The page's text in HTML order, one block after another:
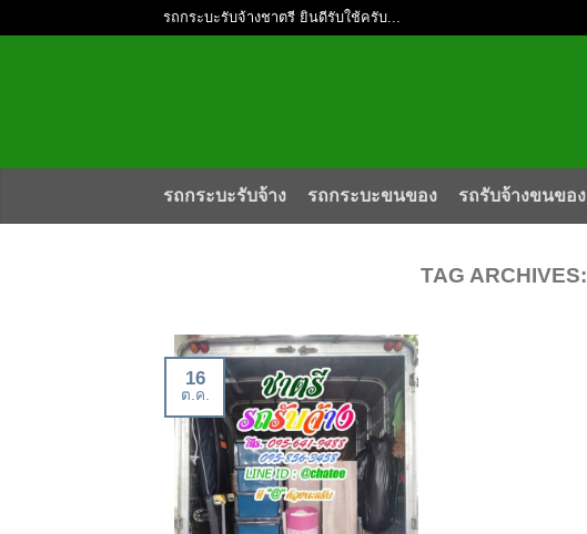
รถกระบะรับจ้างชาตรี ยินดีรับใช้ครับ...
รถกระบะรับจ้าง รถกระบะขนของ รถรับจ้างขนของ
TAG ARCHIVES:
16
ต.ค.